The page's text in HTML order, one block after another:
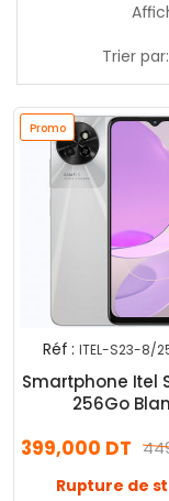
Trier par:
Promo
Réf : ITEL-S23-8/
Smartphone Itel
256Go
399,000 DT
Rupture de